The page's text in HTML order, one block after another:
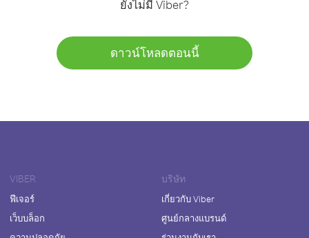
ยังไม่มี Viber?
ดาวน์โหลดตอนนี้
VIBER
ฟีเจอร์
เว็บบล็อก
บริษัท
เกี่ยวกับ Viber
ศูนย์กลางแบรนด์